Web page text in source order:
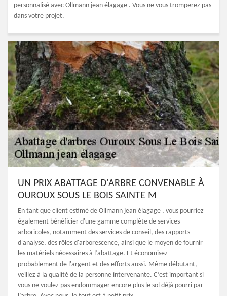
personnalisé avec Ollmann jean élagage . Vous ne vous tromperez pas
dans votre projet.
UN PRIX ABATTAGE D'ARBRE CONVENABLE À
OUROUX SOUS LE BOIS SAINTE M
En tant que client estimé de Ollmann jean élagage , vous pourriez
également bénéficier d'une gamme complète de services
arboricoles, notamment des services de conseil, des rapports
d'analyse, des rôles d'arborescence, ainsi que le moyen de fournir
les matériels nécessaires à l’abattage. Et économisez
probablement de l'argent et des efforts aussi. Même débutant,
veillez à la qualité de la personne intervenante. C’est important si
vous ne voulez pas endommager encore plus le sol déjà pourri par